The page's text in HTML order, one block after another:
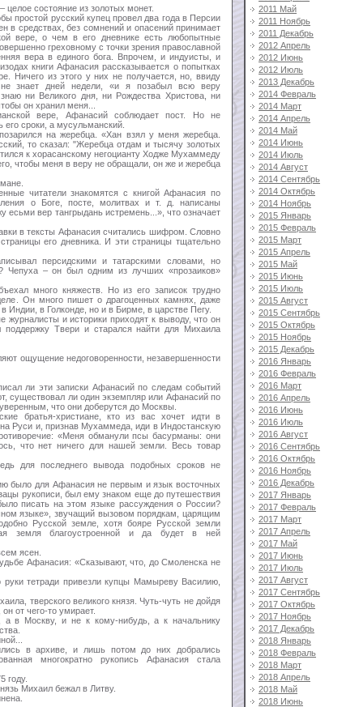
целое состояние из золотых монет.
простой русский купец провел два года в Персии
в средствах, без сомнений и опасений принимает
вере, о чем в его дневнике есть любопытные
греховному с точки зрения православной
вера в единого бога. Впрочем, и индуисты, и
книги Афанасия рассказывается о попытках
Ничего из этого у них не получается, но, ввиду
знает дней недели, «и я позабыл всю веру
ни Великого дня, ни Рождества Христова, ни
он хранил меня...
вере, Афанасий соблюдает пост. Но не
его сроки, а мусульманский.
на жеребца. «Хан взял у меня жеребца.
то сказал: "Жеребца отдам и тысячу золотых
к хорасанскому негоцианту Ходже Мухаммеду
чтобы меня в веру не обращали, он же и жеребца
читатели знакомятся с книгой Афанасия по
о Боге, посте, молитвах и т. д. написаны
вер тангрыдань истремень...», что означает
в тексты Афанасия считались шифром. Словно
его дневника. И эти страницы тщательно
персидскими и татарскими словами, но
Чепуха – он был одним из лучших «прозаиков»
много княжеств. Но из его записок трудно
Он много пишет о драгоценных камнях, даже
Индии, в Голконде, но и в Бирме, в царстве Пегу.
журналисты и историки приходят к выводу, что он
поддержку Твери и старался найти для Михаила
ощущение недоговоренности, незавершенности
ли эти записки Афанасий по следам событий
существовал ли один экземпляр или Афанасий по
что они доберутся до Москвы.
братья-христиане, кто из вас хочет идти в
Руси и, признав Мухаммеда, иди в Индостанскую
«Меня обманули псы басурманы: они
что нет ничего для нашей земли. Весь товар
для последнего вывода подобных сроков не
было для Афанасия не первым и язык восточных
рукописи, был ему знаком еще до путешествия
писать на этом языке рассуждения о России?
языке», звучащий вызовом порядкам, царящим
Русской земле, хотя бояре Русской земли
земля благоустроенной и да будет в ней
ясен.
Афанасия: «Сказывают, что, до Смоленска не
тетради привезли купцы Мамыреву Василию,
тверского великого князя. Чуть-чуть не дойдя
от чего-то умирает.
а в Москву, и не к кому-нибудь, а к начальнику
в архиве, и лишь потом до них добрались
многократно рукопись Афанасия стала
году.
Михаил бежал в Литву.
2011 Май
2011 Ноябрь
2011 Декабрь
2012 Апрель
2012 Июнь
2012 Июль
2013 Декабрь
2014 Февраль
2014 Март
2014 Апрель
2014 Май
2014 Июнь
2014 Июль
2014 Август
2014 Сентябрь
2014 Октябрь
2014 Ноябрь
2015 Январь
2015 Февраль
2015 Март
2015 Апрель
2015 Май
2015 Июнь
2015 Июль
2015 Август
2015 Сентябрь
2015 Октябрь
2015 Ноябрь
2015 Декабрь
2016 Январь
2016 Февраль
2016 Март
2016 Апрель
2016 Июнь
2016 Июль
2016 Август
2016 Сентябрь
2016 Октябрь
2016 Ноябрь
2016 Декабрь
2017 Январь
2017 Февраль
2017 Март
2017 Апрель
2017 Май
2017 Июнь
2017 Июль
2017 Август
2017 Сентябрь
2017 Октябрь
2017 Ноябрь
2017 Декабрь
2018 Январь
2018 Февраль
2018 Март
2018 Апрель
2018 Май
2018 Июнь